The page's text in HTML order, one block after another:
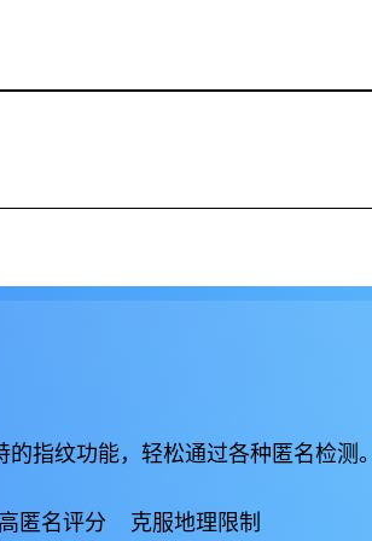
浏览器。对于 WebRTC，你可以在自
），可提供约 43 亿个地址。
指纹功能，轻松通过各种匿名检测
高匿名评分 克服地理限制